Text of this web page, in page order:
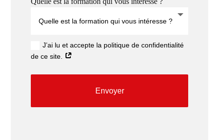
J’ai lu et accepte la politique de confidentialité
de ce site.
Envoyer